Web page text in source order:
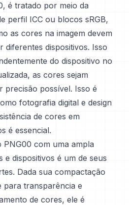
é tratado por meio da
perfil ICC ou blocos sRGB,
as cores na imagem devem
diferentes dispositivos. Isso
do dispositivo no
as cores sejam
precisão possível. Isso é
fotografia digital e design
de cores em
é essencial.
PNG00 com uma ampla
e dispositivos é um de seus
Dada sua compactação
para transparência e
de cores, ele é